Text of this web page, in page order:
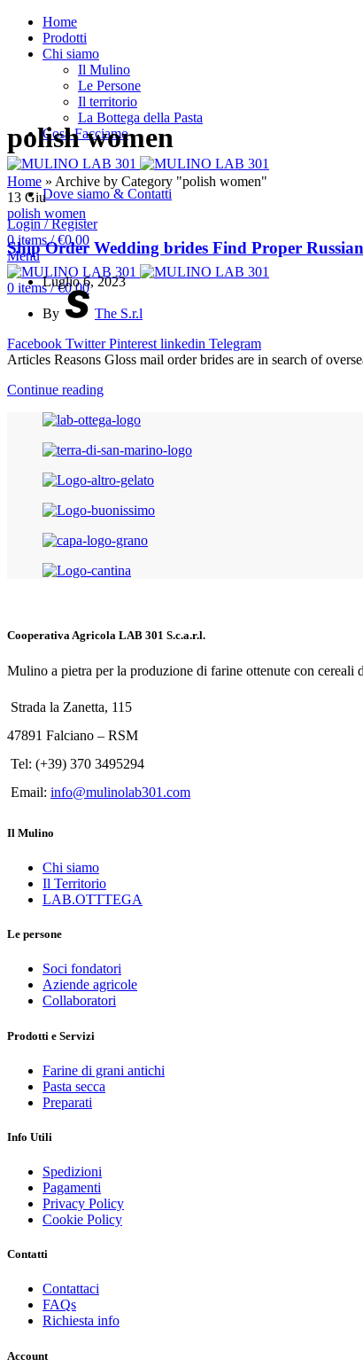
Home
Prodotti
Chi siamo
Il Mulino
Le Persone
Il territorio
La Bottega della Pasta
Cosa Facciamo
Dove siamo & Contatti
Login / Register
0items / €0.00
Menu
0 items / €0.00
polish women
Home » Archive by Category "polish women"
13 Giu
polish women
Ship Order Wedding brides Find Proper
Luglio 6, 2023
By
The S.r.l
Facebook Twitter Pinterest linkedin Telegram
Articles Reasons Gloss mail order brides are in search of
Continue reading
Cooperativa Agricola LAB 301 S.c.a.r.l.
Mulino a pietra per la produzione di farine ottenute con
Strada la Zanetta, 115
47891 Falciano – RSM
Tel: (+39) 370 3495294
Email: info@mulinolab301.com
Il Mulino
Chi siamo
Il Territorio
LAB.OTTTEGA
Le persone
Soci fondatori
Aziende agricole
Collaboratori
Prodotti e Servizi
Farine di grani antichi
Pasta secca
Preparati
Info Utili
Spedizioni
Pagamenti
Privacy Policy
Cookie Policy
Contatti
Contattaci
FAQs
Richiesta info
Account